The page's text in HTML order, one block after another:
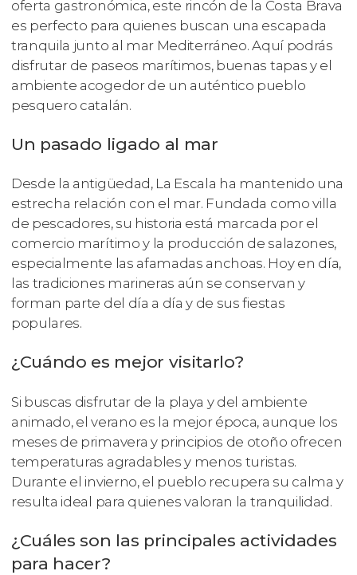
oferta gastronómica, este rincón de la Costa Brava
es perfecto para quienes buscan una escapada
tranquila junto al mar Mediterráneo. Aquí podrás
disfrutar de paseos marítimos, buenas tapas y el
ambiente acogedor de un auténtico pueblo
pesquero catalán.
Un pasado ligado al mar
Desde la antigüedad, La Escala ha mantenido una
estrecha relación con el mar. Fundada como villa
de pescadores, su historia está marcada por el
comercio marítimo y la producción de salazones,
especialmente las afamadas anchoas. Hoy en día,
las tradiciones marineras aún se conservan y
forman parte del día a día y de sus fiestas
populares.
¿Cuándo es mejor visitarlo?
Si buscas disfrutar de la playa y del ambiente
animado, el verano es la mejor época, aunque los
meses de primavera y principios de otoño ofrecen
temperaturas agradables y menos turistas.
Durante el invierno, el pueblo recupera su calma y
resulta ideal para quienes valoran la tranquilidad.
¿Cuáles son las principales actividades
para hacer?